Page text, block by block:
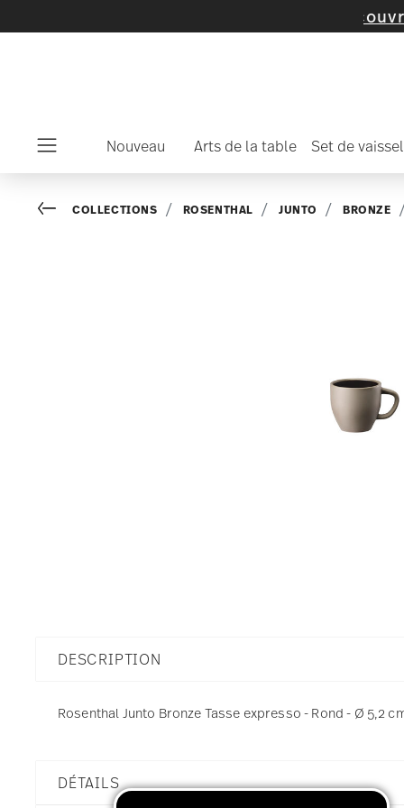
découvrez
Nouveau Arts de la table Set de
Go backCOLLECTIONS ROSENTHAL JUNTO BRONZE
DESCRIPTION
Rosenthal Junto Bronze Tasse expresso - Rond - Ø 5,2
DÉTAILS